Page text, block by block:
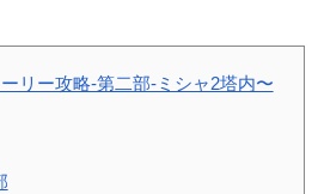
リー攻略-第二部-ミシャ2塔内〜